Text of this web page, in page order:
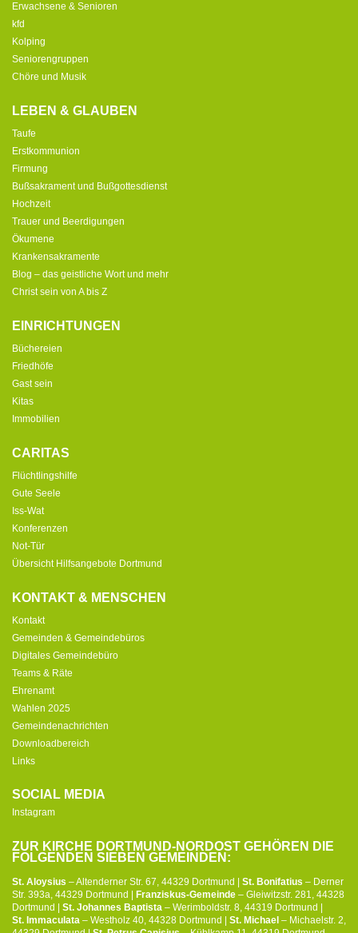
Erwachsene & Senioren
kfd
Kolping
Seniorengruppen
Chöre und Musik
LEBEN & GLAUBEN
Taufe
Erstkommunion
Firmung
Bußsakrament und Bußgottesdienst
Hochzeit
Trauer und Beerdigungen
Ökumene
Krankensakramente
Blog – das geistliche Wort und mehr
Christ sein von A bis Z
EINRICHTUNGEN
Büchereien
Friedhöfe
Gast sein
Kitas
Immobilien
CARITAS
Flüchtlingshilfe
Gute Seele
Iss-Wat
Konferenzen
Not-Tür
Übersicht Hilfsangebote Dortmund
KONTAKT & MENSCHEN
Kontakt
Gemeinden & Gemeindebüros
Digitales Gemeindebüro
Teams & Räte
Ehrenamt
Wahlen 2025
Gemeindenachrichten
Downloadbereich
Links
SOCIAL MEDIA
Instagram
ZUR KIRCHE DORTMUND-NORDOST GEHÖREN DIE
FOLGENDEN SIEBEN GEMEINDEN:
St. Aloysius – Altenderner Str. 67, 44329 Dortmund | St. Bonifatius – Derner
Str. 393a, 44329 Dortmund |
Franziskus-Gemeinde – Gleiwitzstr. 281, 44328
Dortmund | St. Johannes Baptista – Werimboldstr. 8, 44319 Dortmund |
St. Immaculata – Westholz 40, 44328 Dortmund | St. Michael – Michaelstr. 2,